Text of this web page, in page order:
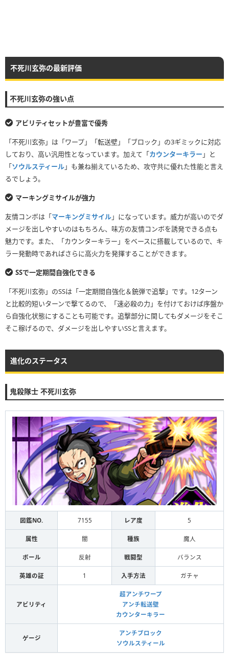
不死川玄弥の最新評価
不死川玄弥の強い点
アビリティセットが豊富で優秀
「不死川玄弥」は「ワープ」「転送壁」「ブロック」の3ギミックに対応
しており、高い汎用性となっています。加えて「カウンターキラー 」と
「ソウルスティール」も兼ね揃えているため、攻守共に優れた性能と言え
るでしょう。
マーキングミサイルが強力
友情コンボは「マーキングミサイル」になっています。威力が高いのでダ
メージを出しやすいのはもちろん、味方の友情コンボを誘発できる点も
魅力です。また、「カウンターキラー」をベースに搭載しているので、キ
ラー発動時であればさらに高火力を発揮することができます。
SSで一定期間自強化できる
「不死川玄弥」のSSは「一定期間自強化＆銃弾で追撃」です。12ターン
と比較的短いターンで撃てるので、「速必殺の力」を付けておけば序盤か
ら自強化状態にすることも可能です。追撃部分に関してもダメージをそこ
そこ稼げるので、ダメージを出しやすいSSと言えます。
進化のステータス
鬼殺隊士 不死川玄弥
図鑑NO. 7155 レア度 5
属性 闇 種族 魔人
ボール 反射 戦闘型 バランス
英雄の証 1 入手方法 ガチャ
アビリティ
超アンチワープ
アンチ転送壁
カウンターキラー
ゲージ
アンチブロック
ソウルスティール